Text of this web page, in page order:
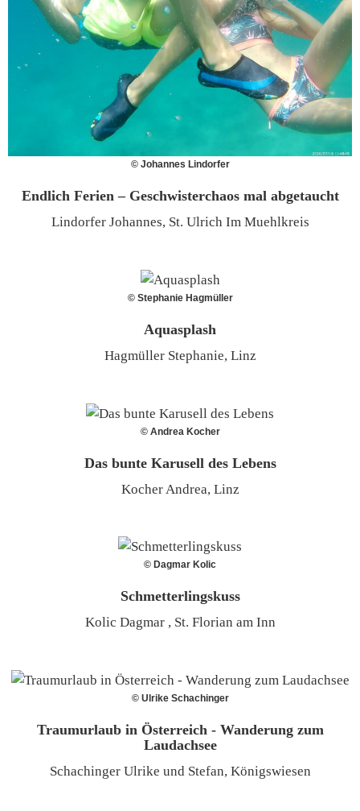
© Johannes Lindorfer
Endlich Ferien – Geschwisterchaos mal abgetaucht
Lindorfer Johannes, St. Ulrich Im Muehlkreis
© Stephanie Hagmüller
Aquasplash
Hagmüller Stephanie, Linz
© Andrea Kocher
Das bunte Karusell des Lebens
Kocher Andrea, Linz
© Dagmar Kolic
Schmetterlingskuss
Kolic Dagmar , St. Florian am Inn
© Ulrike Schachinger
Traumurlaub in Österreich - Wanderung zum
Laudachsee
Schachinger Ulrike und Stefan, Königswiesen